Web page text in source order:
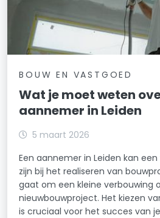
BOUW EN VASTGOED
Wat je moet weten
aannemer in Leiden
5 maart 2026
Een aannemer in Leiden kan
zijn bij het realiseren van
gaat om een kleine verbouwing
nieuwbouwproject. Het kiezen
is cruciaal voor het succes van